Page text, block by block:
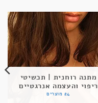
מתנה רוחנית | תכשיטי
ריפוי והעצמה אנרגטיים
24 מוצרים